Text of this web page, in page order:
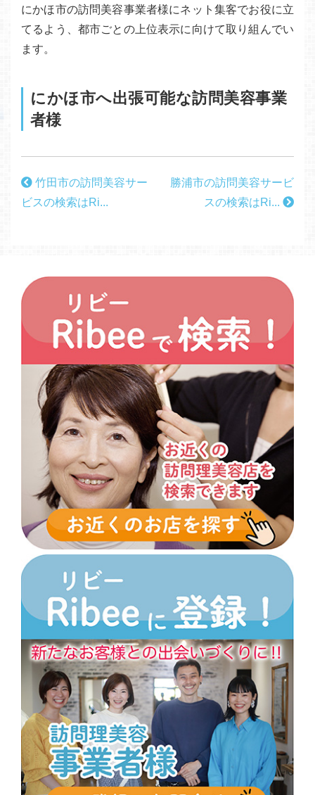
にかほ市の訪問美容事業者様にネット集客でお役に立
てるよう、都市ごとの上位表示に向けて取り組んでい
ます。
にかほ市へ出張可能な訪問美容事業
者様
竹田市の訪問美容サー
ビスの検索はRi...
勝浦市の訪問美容サービ
スの検索はRi...